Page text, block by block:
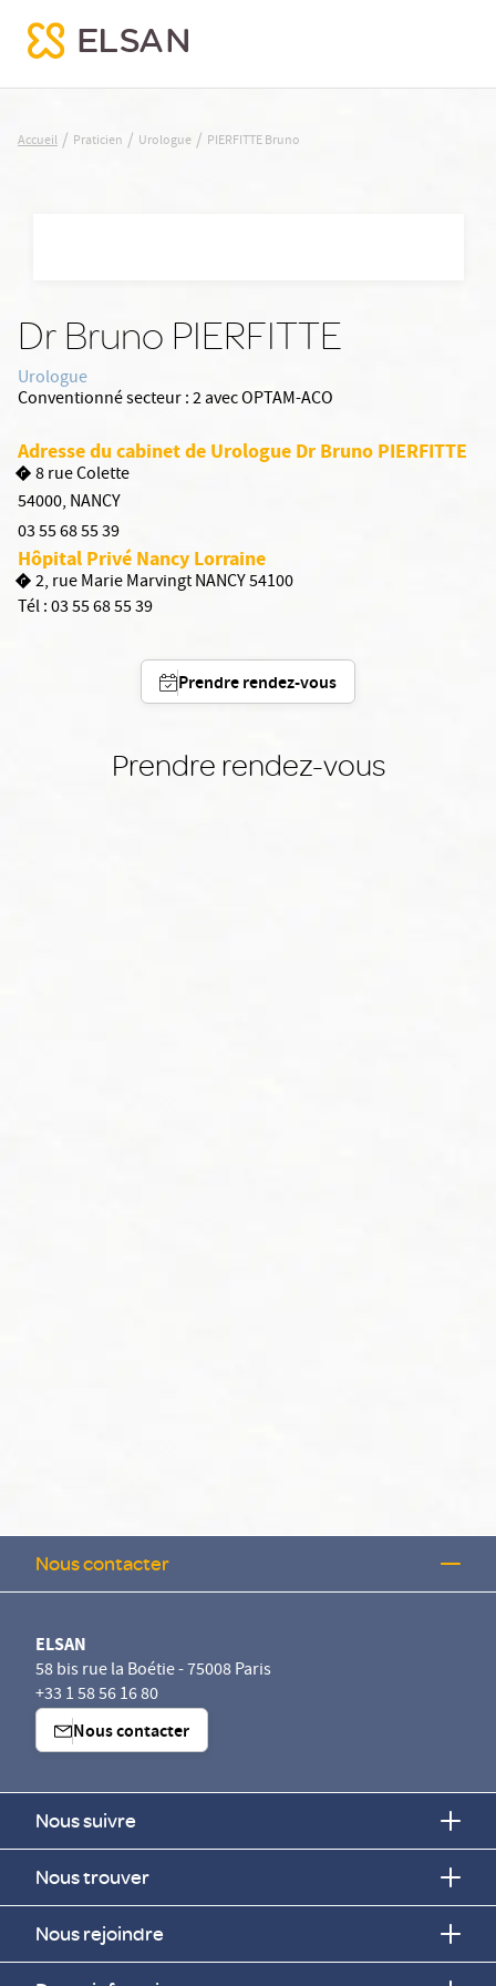
PIERFITTE Bruno
Accueil / Praticien / Urologue / PIERFITTE Bruno
Dr Bruno PIERFITTE
Urologue
Conventionné secteur :2 avec OPTAM-ACO
Adresse du cabinet de Urologue Dr Bruno PIERFITTE
8 rue Colette
54000, NANCY
03 55 68 55 39
Hôpital Privé Nancy Lorraine
2, rue Marie Marvingt NANCY 54100
Tél :03 55 68 55 39
Prendre rendez-vous
Prendre rendez-vous
Nous contacter
ELSAN
58 bis rue la Boétie - 75008 Paris
+33 1 58 56 16 80
Nous contacter
Nous suivre
Nous trouver
Nous rejoindre